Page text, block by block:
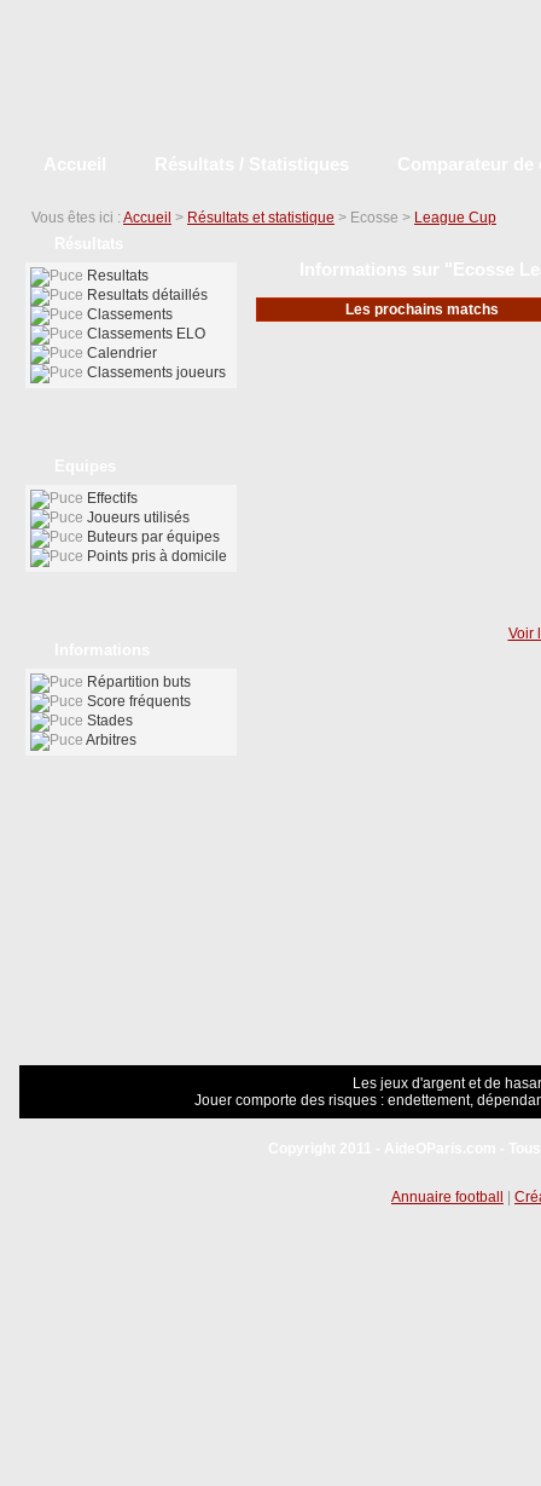
Vous êtes ici : Accueil > Résultats et statistique > Ecosse > League Cup
Les prochains matchs
Voir
Resultats
Resultats détaillés
Classements
Classements ELO
Calendrier
Classements joueurs
Effectifs
Joueurs utilisés
Buteurs par équipes
Points pris à domicile
Répartition buts
Score fréquents
Stades
Arbitres
Les jeux d'argent et de
Jouer comporte des risques : endettement,
Annuaire football